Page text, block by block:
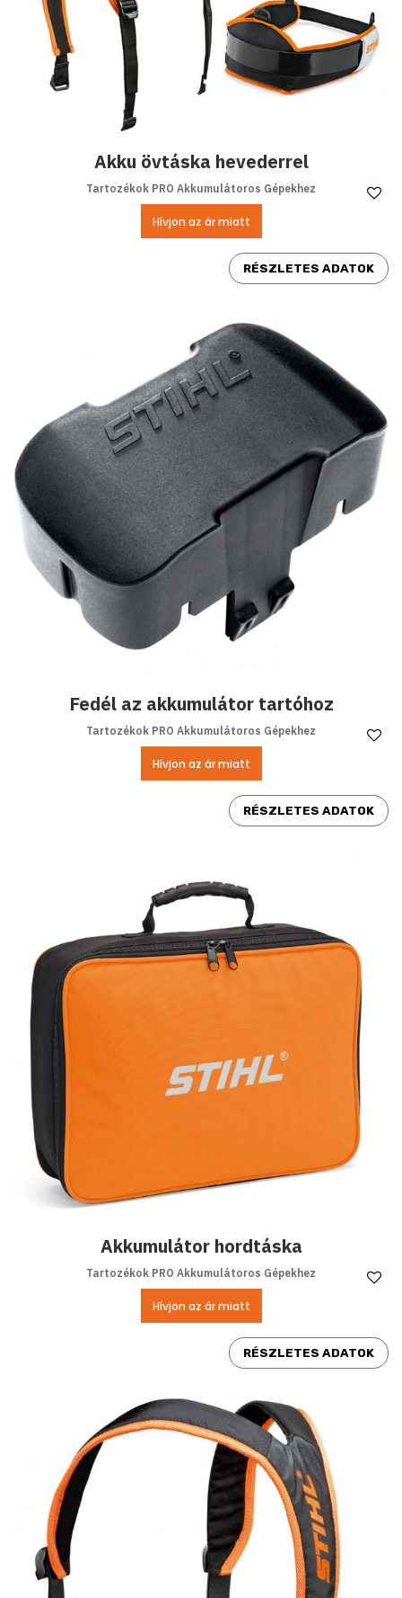
Akku övtáska hevederrel
Tartozékok PRO Akkumulátoros Gépekhez
Hívjon az ár miatt
RÉSZLETES ADATOK
Fedél az akkumulátor tartóhoz
Tartozékok PRO Akkumulátoros Gépekhez
Hívjon az ár miatt
RÉSZLETES ADATOK
Akkumulátor hordtáska
Tartozékok PRO Akkumulátoros Gépekhez
Hívjon az ár miatt
RÉSZLETES ADATOK